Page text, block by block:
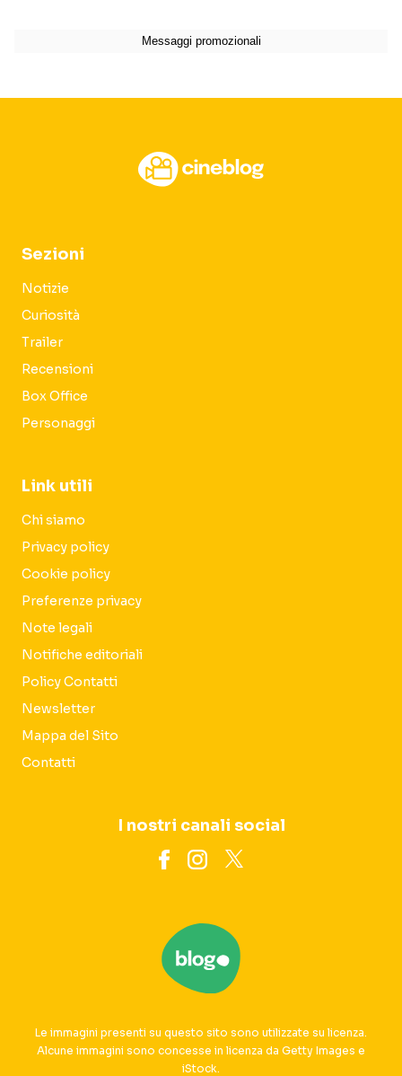
Sezioni
Notizie
Curiosità
Trailer
Recensioni
Box Office
Personaggi
Link utili
Chi siamo
Privacy policy
Cookie policy
Preferenze privacy
Note legali
Notifiche editoriali
Policy Contatti
Newsletter
Mappa del Sito
Contatti
I nostri canali social
Le immagini presenti su questo sito sono utilizzate su licenza.
Alcune immagini sono concesse in licenza da Getty Images e
iStock.